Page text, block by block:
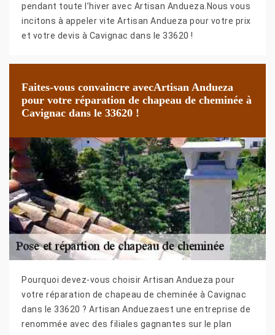
pendant toute l’hiver avec Artisan Andueza.Nous vous
incitons à appeler vite Artisan Andueza pour votre prix
et votre devis à Cavignac dans le 33620 !
Faites-vous convaincre avecArtisan Andueza
pour votre réparation de chapeau de cheminée à
Cavignac dans le 33620 !
Pourquoi devez-vous choisir Artisan Andueza pour
votre réparation de chapeau de cheminée à Cavignac
dans le 33620 ? Artisan Anduezaest une entreprise de
renommée avec des filiales gagnantes sur le plan